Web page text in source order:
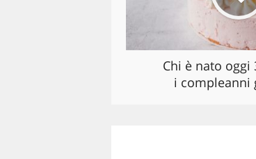
Chi è nato oggi
i compleanni